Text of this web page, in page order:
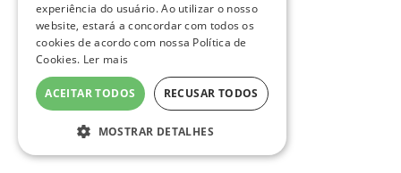
experiência do usuário. Ao utilizar o nosso
website, estará a concordar com todos os
cookies de acordo com nossa Política de
Cookies. Ler mais
ACEITAR TODOS RECUSAR TODOS
MOSTRAR DETALHES